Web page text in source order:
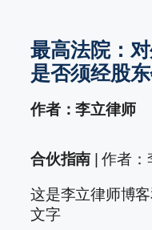
最高法院：
是否须经股
作者：李立律师
合伙指南 | 作者
这是李立律师博
文字